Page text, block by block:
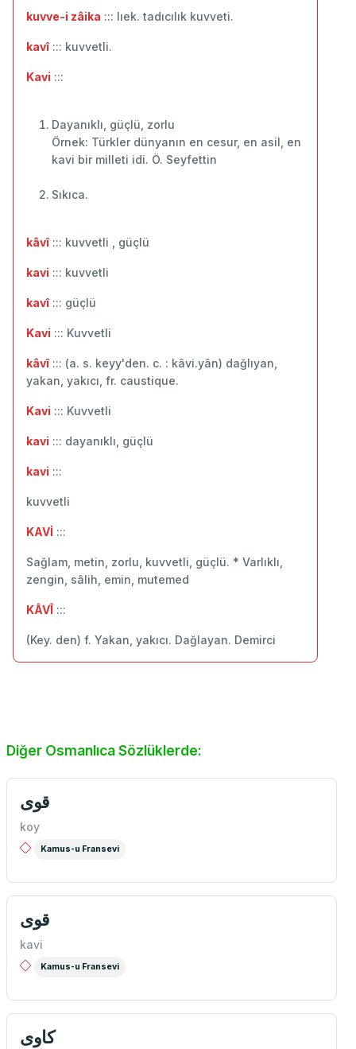
kuvve-i zâika ::: lıek. tadıcılık kuvveti.
kavî::: kuvvetli.
Kavi :::
Dayanıklı, güçlü, zorlu
Örnek: Türkler dünyanın en cesur, en asil, en
kavi bir milleti idi. Ö. Seyfettin
Sıkıca.
kâvî::: kuvvetli , güçlü
kavi ::: kuvvetli
kavî::: ‬güçlü
Kavi ::: Kuvvetli
kâvî::: (a. s. keyy'den. c. : kâvi.yân) dağlıyan,
yakan, yakıcı, fr. caustique.
Kavi ::: Kuvvetli
kavi ::: dayanıklı, güçlü
kavi :::
kuvvetli
KAVİ :::
Sağlam, metin, zorlu, kuvvetli, güçlü. * Varlıklı,
zengin, sâlih, emin, mutemed
KÂVÎ:::
(Key. den) f. Yakan, yakıcı. Dağlayan. Demirci
Diğer Osmanlıca Sözlüklerde:
قوی
koy
Kamus-u Fransevi
قوی
kavi
Kamus-u Fransevi
كاوی